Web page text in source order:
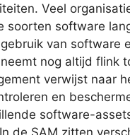
Veel
soorten software
van software
nog altijd flink
verwijst naar
en
software-
de SAM zitten